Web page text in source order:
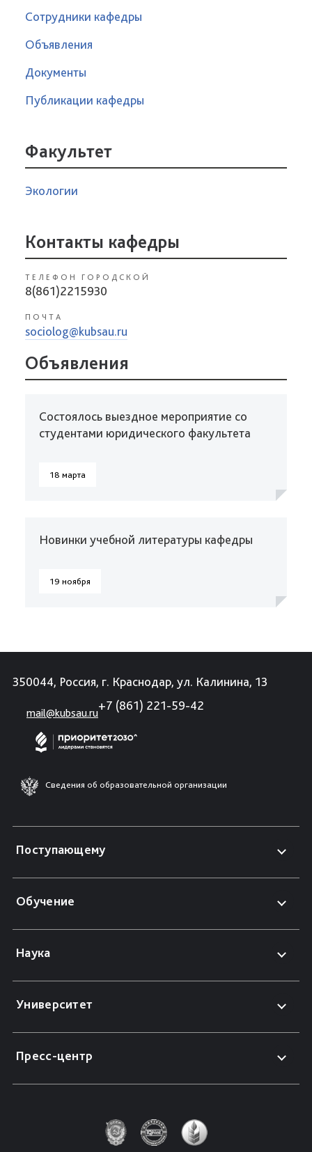
Сотрудники кафедры
Объявления
Документы
Публикации кафедры
Факультет
Экологии
Контакты кафедры
ТЕЛЕФОН ГОРОДСКОЙ
8(861)2215930
ПОЧТА
sociolog@kubsau.ru
Объявления
Состоялось выездное мероприятие со
студентами юридического факультета
18 марта
Новинки учебной литературы кафедры
19 ноября
350044, Россия, г. Краснодар, ул. Калинина, 13
mail@kubsau.ru
+7 (861) 221-59-42
Сведения об образовательной организации
Поступающему
Обучение
Наука
Университет
Пресс-центр